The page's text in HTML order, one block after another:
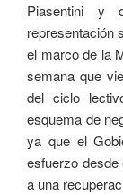
Piasentini y
representación
el marco de la
semana que
del ciclo
esquema de
ya que el
esfuerzo desde
a una